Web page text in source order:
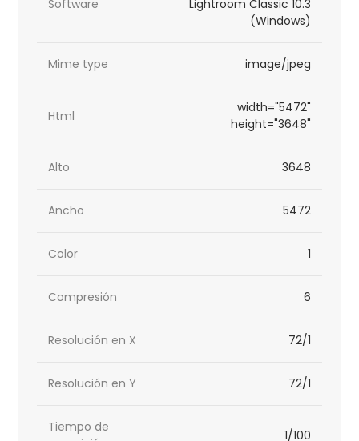
Software
Lightroom Classic 10.3
(Windows)
Mime type image/jpeg
Html
width="5472"
height="3648"
Alto 3648
Ancho 5472
Color 1
Compresión 6
Resolución en X 72/1
Resolución en Y 72/1
Tiempo de
1/100